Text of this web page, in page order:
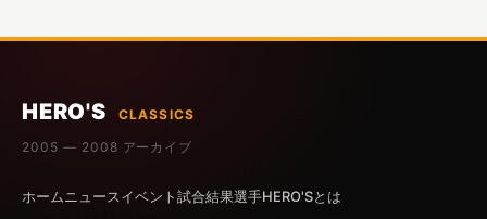
HERO'S
CLASSICS
2005 — 2008 アーカイブ
ホームニュースイベント試合結果選手HERO'Sとは